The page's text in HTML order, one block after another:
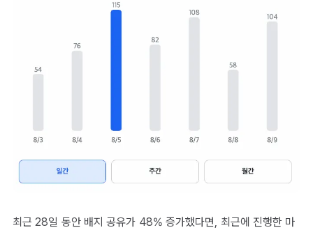
최근 28일 동안 배지 공유가 48% 증가했다면, 최근에 진행한 마